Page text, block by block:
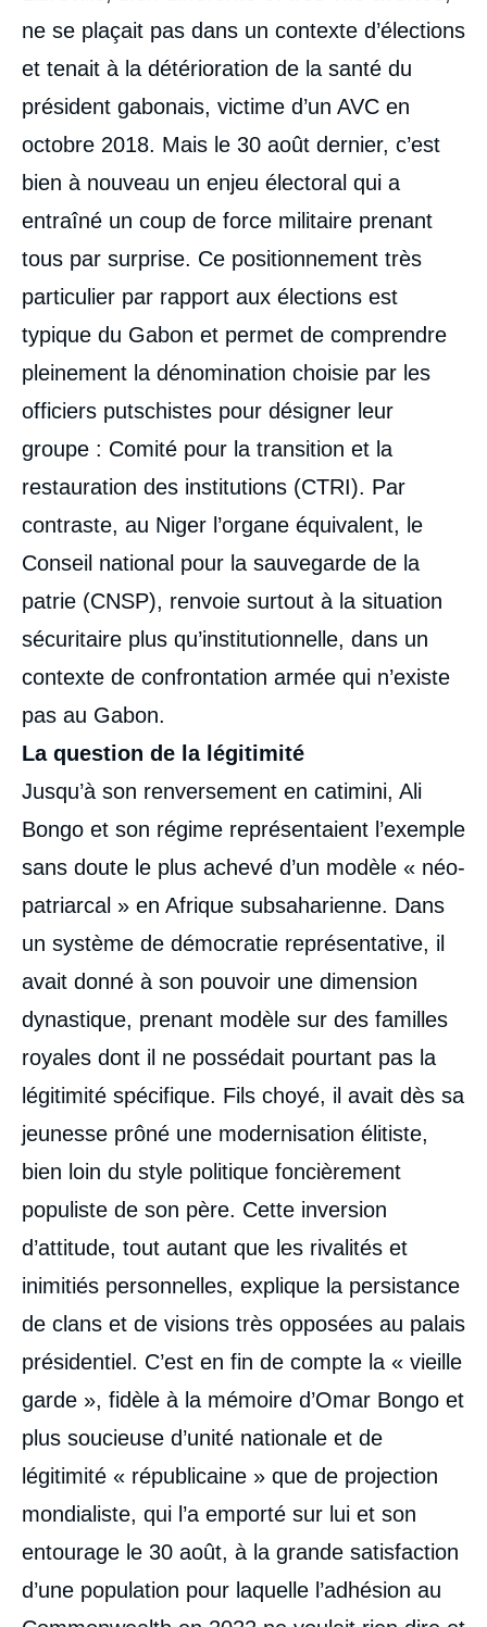
ne se plaçait pas dans un contexte d’élections
et tenait à la détérioration de la santé du
président gabonais, victime d’un AVC en
octobre 2018. Mais le 30 août dernier, c’est
bien à nouveau un enjeu électoral qui a
entraîné un coup de force militaire prenant
tous par surprise. Ce positionnement très
particulier par rapport aux élections est
typique du Gabon et permet de comprendre
pleinement la dénomination choisie par les
officiers putschistes pour désigner leur
groupe : Comité pour la transition et la
restauration des institutions (CTRI). Par
contraste, au Niger l’organe équivalent, le
Conseil national pour la sauvegarde de la
patrie (CNSP), renvoie surtout à la situation
sécuritaire plus qu’institutionnelle, dans un
contexte de confrontation armée qui n’existe
pas au Gabon.
La question de la légitimité
Jusqu’à son renversement en catimini, Ali
Bongo et son régime représentaient l’exemple
sans doute le plus achevé d’un modèle « néo-
patriarcal » en Afrique subsaharienne. Dans
un système de démocratie représentative, il
avait donné à son pouvoir une dimension
dynastique, prenant modèle sur des familles
royales dont il ne possédait pourtant pas la
légitimité spécifique. Fils choyé, il avait dès sa
jeunesse prôné une modernisation élitiste,
bien loin du style politique foncièrement
populiste de son père. Cette inversion
d’attitude, tout autant que les rivalités et
inimitiés personnelles, explique la persistance
de clans et de visions très opposées au palais
présidentiel. C’est en fin de compte la « vieille
garde », fidèle à la mémoire d’Omar Bongo et
plus soucieuse d’unité nationale et de
légitimité « républicaine » que de projection
mondialiste, qui l’a emporté sur lui et son
entourage le 30 août, à la grande satisfaction
d’une population pour laquelle l’adhésion au
Image
couverture
de
la
publication
François GAULME, « Gabon : anatomie
d’un coup d’État », Éditoriaux, Ifri, 8
septembre 2023.